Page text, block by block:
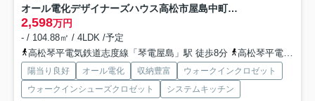
オール電化デザイナーズハウス高松市屋島中町建売②
2,598万円
- / 104.88㎡ / 4LDK /予定
高松琴平電気鉄道志度線「琴電屋島」駅 徒歩8分
高松琴平電気鉄道志度線「潟元」駅 徒歩8分
陽当り良好 オール電化 収納豊富
ウォークインクロゼット
ウォークインシューズクロゼット
システムキッチン